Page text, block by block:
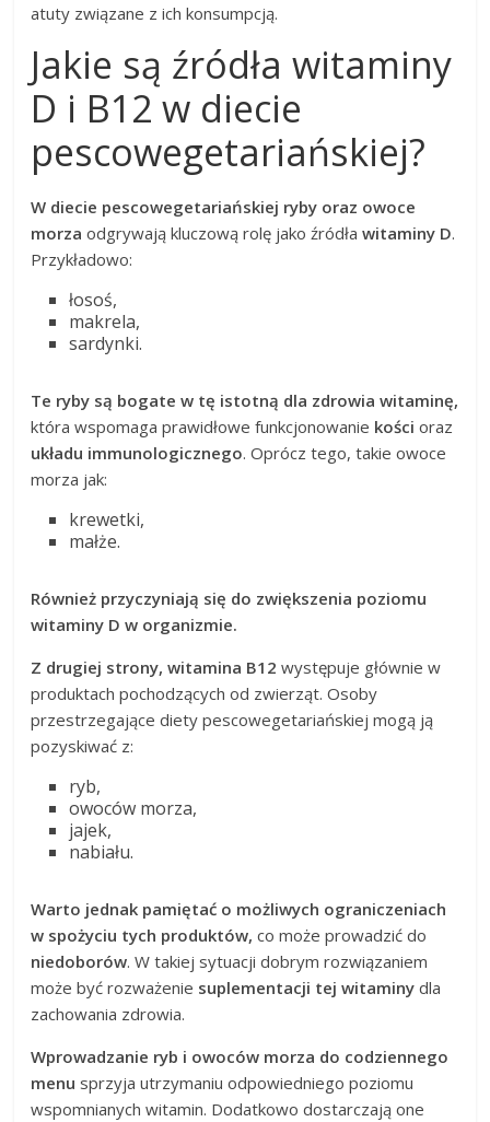
atuty związane z ich konsumpcją.
Jakie są źródła witaminy
D i B12 w diecie
pescowegetariańskiej?
W diecie pescowegetariańskiej ryby oraz owoce
morza odgrywają kluczową rolę jako źródławitaminy D.
Przykładowo:
łosoś,
makrela,
sardynki.
Te ryby są bogate w tę istotną dla zdrowia witaminę,
która wspomaga prawidłowe funkcjonowanie kości oraz
układu immunologicznego. Oprócz tego, takie owoce
morza jak:
krewetki,
małże.
Również przyczyniają się do zwiększenia poziomu
witaminy D w organizmie.
Z drugiej strony, witamina B12 występuje głównie w
produktach pochodzących od zwierząt. Osoby
przestrzegające diety pescowegetariańskiej mogą ją
pozyskiwać z:
ryb,
owoców morza,
jajek,
nabiału.
Warto jednak pamiętać o możliwych ograniczeniach
w spożyciu tych produktów, co może prowadzić do
niedoborów. W takiej sytuacji dobrym rozwiązaniem
może być rozważenie suplementacji tej witaminy dla
zachowania zdrowia.
Wprowadzanie ryb i owoców morza do codziennego
menu sprzyja utrzymaniu odpowiedniego poziomu
wspomnianych witamin. Dodatkowo dostarczają one